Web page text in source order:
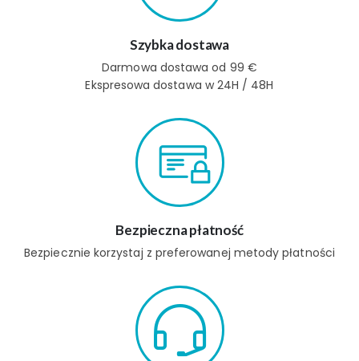
Szybka dostawa
Darmowa dostawa od 99 €
Ekspresowa dostawa w 24H / 48H
Bezpieczna płatność
Bezpiecznie korzystaj z preferowanej metody płatności